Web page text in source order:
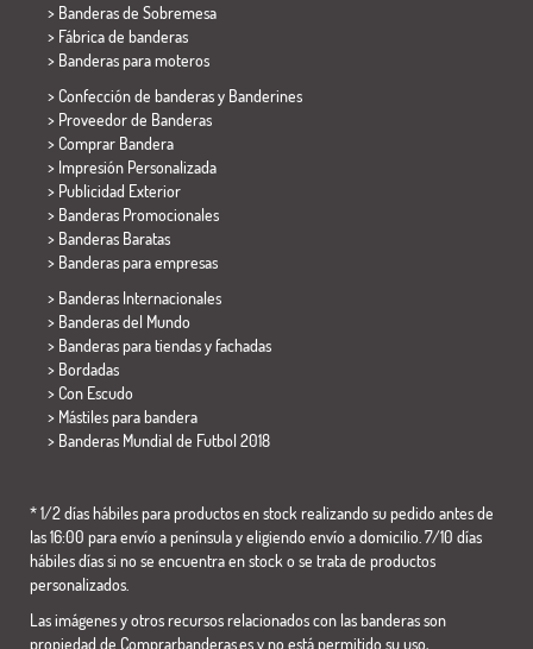
> Banderas de Sobremesa
> Fábrica de banderas
> Banderas para moteros
> Confección de banderas y Banderines
> Proveedor de Banderas
> Comprar Bandera
> Impresión Personalizada
> Publicidad Exterior
> Banderas Promocionales
> Banderas Baratas
> Banderas para empresas
> Banderas Internacionales
> Banderas del Mundo
> Banderas para tiendas y fachadas
> Bordadas
> Con Escudo
> Mástiles para bandera
> Banderas Mundial de Futbol 2018
* 1/2 días hábiles para productos en stock realizando su pedido antes de
las 16:00 para envío a península y eligiendo envío a domicilio. 7/10 días
hábiles días si no se encuentra en stock o se trata de productos
personalizados.
Las imágenes y otros recursos relacionados con las banderas son
propiedad de Comprarbanderas.es y no está permitido su uso,